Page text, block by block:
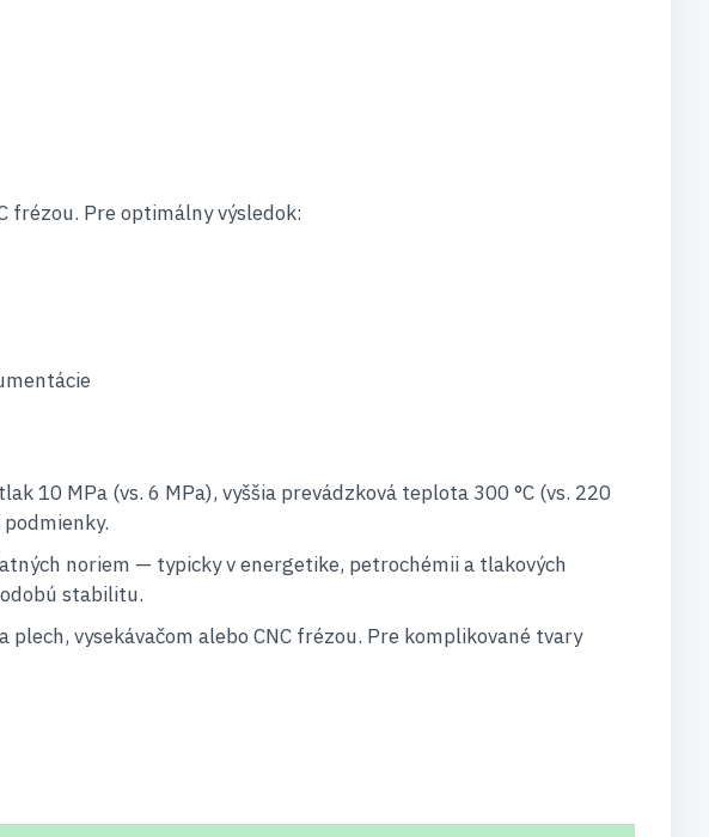
frézou. Pre optimálny výsledok:
10 MPa (vs. 6 MPa), vyššia prevádzková teplota 300 °C (vs. 220
noriem — typicky v energetike, petrochémii a tlakových
stabilitu.
vysekávačom alebo CNC frézou. Pre komplikované tvary